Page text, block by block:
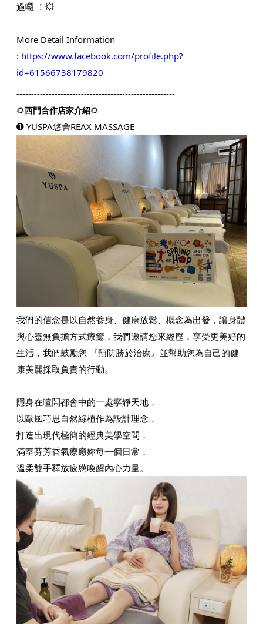
過囉 ！💥
More Detail Information
: https://www.facebook.com/profile.php?
id=61566738179820
------------------------------------------------------
🌻西門合作店家介紹🌻
➊ YUSPA悠舍REAX MASSAGE
我們的信念是以自然養身、健康放鬆、概念為出發，讓身體
與心靈無負擔方式療癒，我們邀請您來經歷，享受更美好的
生活，我們鼓勵您 『預防勝於治療』並幫助您為自己的健
康美麗採取負責的行動。
隱身在喧鬧都會中的一處寧靜天地，
以歐風巧思自然綠植作為設計理念，
打造出現代極簡的經典美學空間，
滿室芬芳香氣療癒妳每一個日常，
溫柔雙手釋放疲憊喚醒內心力量。